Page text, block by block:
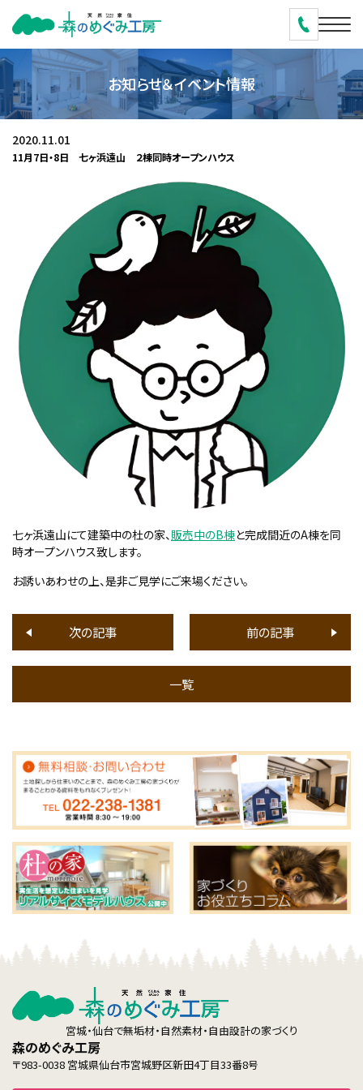
お知らせ＆イベント情報
2020.11.01
11月7日・8日 七ヶ浜遠山 ２棟同時オープンハウス
七ヶ浜遠山にて建築中の杜の家、販売中のB棟と完成間近のA棟を同
時オープンハウス致します。
お誘いあわせの上、是非ご見学にご来場ください。
次の記事
一覧
前の記事
宮城・仙台で無垢材・自然素材・自由設計の家づくり
森のめぐみ工房
〒983-0038 宮城県仙台市宮城野区新田4丁目33番8号